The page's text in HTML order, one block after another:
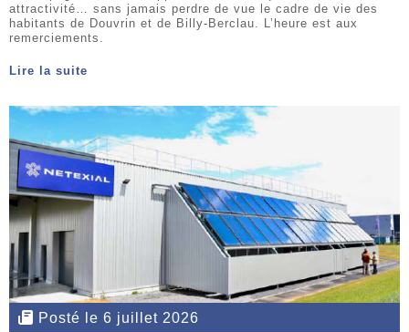
attractivité… sans jamais perdre de vue le cadre de vie des
habitants de Douvrin et de Billy-Berclau. L’heure est aux
remerciements.
Lire la suite
Posté le 6 juillet 2026